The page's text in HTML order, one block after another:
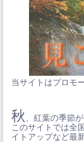
当サイトはプロモ
秋
、紅葉の季節
このサイトでは全
イトアップなど最